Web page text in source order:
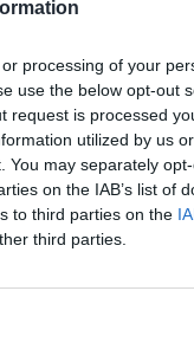
processing of your
use the below opt-out
request is processed
utilized by us
You may separately
on the IAB’s list of
to third parties on the
third parties.